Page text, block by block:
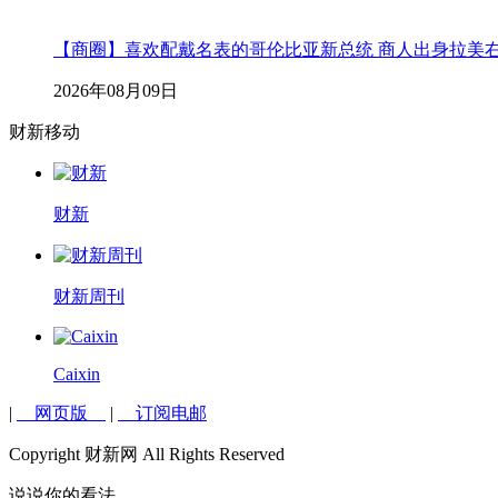
【商圈】喜欢配戴名表的哥伦比亚新总统 商人出身拉美
2026年08月09日
财新移动
财新
财新周刊
Caixin
| 网页版 | 订阅电邮
Copyright 财新网 All Rights Reserved